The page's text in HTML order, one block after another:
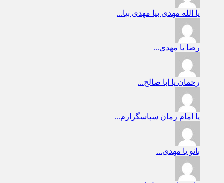
یا الله مهدی بیا مهدی بیا...
رضا یا مهدی...
رحمان یا ابا صالح...
یا امام زمان سپاسگزارم...
بانو یا مهدی...